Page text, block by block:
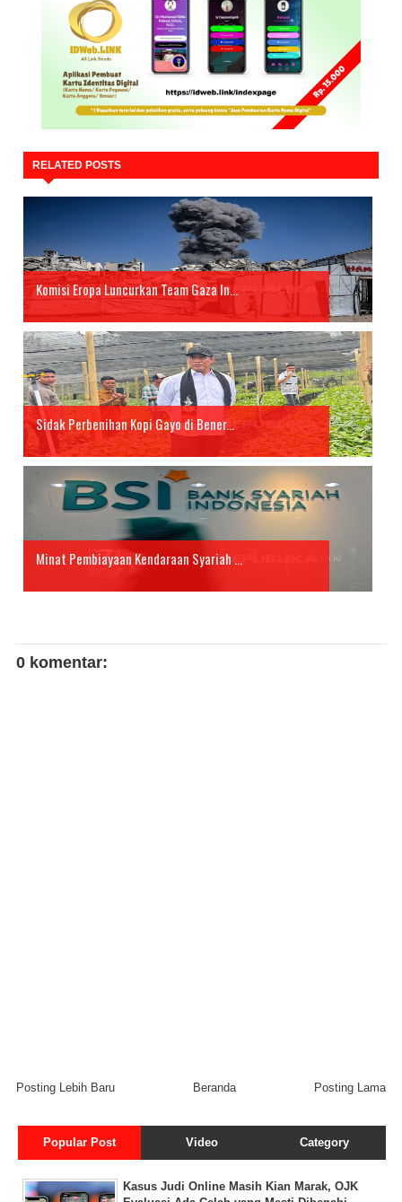
RELATED POSTS
Komisi Eropa Luncurkan Team Gaza In...
Sidak Perbenihan Kopi Gayo di Bener...
Minat Pembiayaan Kendaraan Syariah ...
0 komentar:
Posting Lebih Baru Posting Lama
Beranda
Popular Post Video Category
Kasus Judi Online Masih Kian Marak, OJK